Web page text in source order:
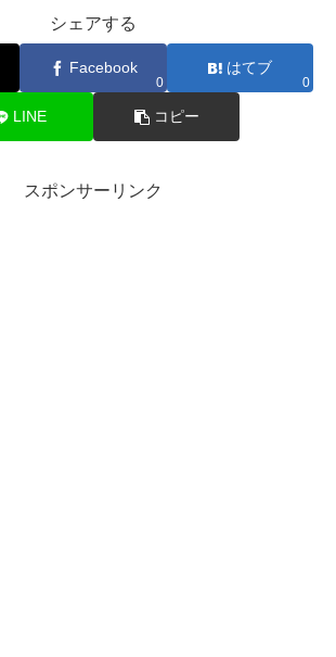
シェアする
Facebook
0
はてブ
0
LINE コピー
スポンサーリンク